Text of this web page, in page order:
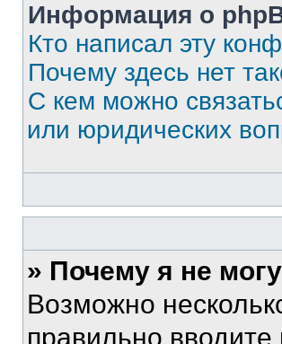
Информация о
Кто написал эту
Почему здесь нет
С кем можно
или юридических
» Почему я не
Возможно
правильно